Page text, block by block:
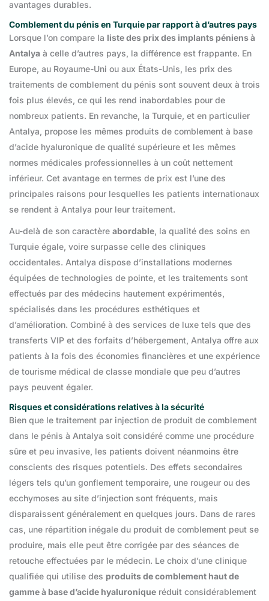
avantages durables.
Comblement du pénis en Turquie par rapport à d’autres pays
Lorsque l’on compare la liste des prix des implants péniens à
Antalya à celle d’autres pays, la différence est frappante. En
Europe, au Royaume-Uni ou aux États-Unis, les prix des
traitements de comblement du pénis sont souvent deux à trois
fois plus élevés, ce qui les rend inabordables pour de
nombreux patients. En revanche, la Turquie, et en particulier
Antalya, propose les mêmes produits de comblement à base
d’acide hyaluronique de qualité supérieure et les mêmes
normes médicales professionnelles à un coût nettement
inférieur. Cet avantage en termes de prix est l’une des
principales raisons pour lesquelles les patients internationaux
se rendent à Antalya pour leur traitement.
Au-delà de son caractère abordable, la qualité des soins en
Turquie égale, voire surpasse celle des cliniques
occidentales. Antalya dispose d’installations modernes
équipées de technologies de pointe, et les traitements sont
effectués par des médecins hautement expérimentés,
spécialisés dans les procédures esthétiques et
d’amélioration. Combiné à des services de luxe tels que des
transferts VIP et des forfaits d’hébergement, Antalya offre aux
patients à la fois des économies financières et une expérience
de tourisme médical de classe mondiale que peu d’autres
pays peuvent égaler.
Risques et considérations relatives à la sécurité
Bien que le traitement par injection de produit de comblement
dans le pénis à Antalya soit considéré comme une procédure
sûre et peu invasive, les patients doivent néanmoins être
conscients des risques potentiels. Des effets secondaires
légers tels qu’un gonflement temporaire, une rougeur ou des
ecchymoses au site d’injection sont fréquents, mais
disparaissent généralement en quelques jours. Dans de rares
cas, une répartition inégale du produit de comblement peut se
produire, mais elle peut être corrigée par des séances de
retouche effectuées par le médecin. Le choix d’une clinique
qualifiée qui utilise des produits de comblement haut de
gamme à base d’acide hyaluronique réduit considérablement